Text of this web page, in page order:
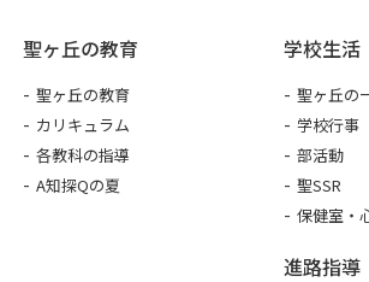
聖ヶ丘の教育
聖ヶ丘の教育
カリキュラム
各教科の指導
A知探Qの夏
学校生活
聖ヶ丘の
学校行事
部活動
聖SSR
保健室・
進路指導